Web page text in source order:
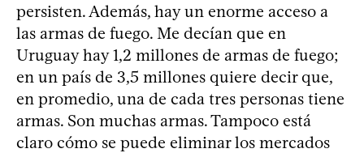
persisten. Además, hay un enorme acceso a
las armas de fuego. Me decían que en
Uruguay hay 1,2 millones de armas de fuego;
en un país de 3,5 millones quiere decir que,
en promedio, una de cada tres personas tiene
armas. Son muchas armas. Tampoco está
claro cómo se puede eliminar los mercados